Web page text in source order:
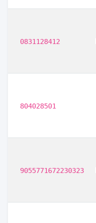
0831128412
804028501
9055771672230323